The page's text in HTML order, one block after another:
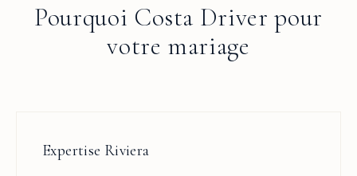
Pourquoi Costa Driver pour
votre mariage
Expertise Riviera